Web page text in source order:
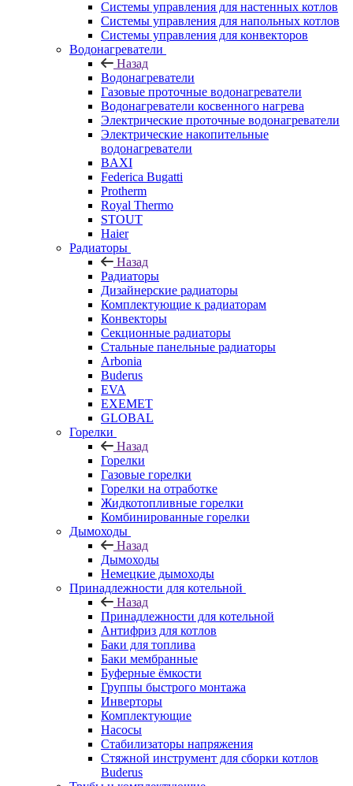
Системы управления для настенных котлов
Системы управления для напольных котлов
Системы управления для конвекторов
Водонагреватели
Назад
Водонагреватели
Газовые проточные водонагреватели
Водонагреватели косвенного нагрева
Электрические проточные водонагреватели
Электрические накопительные
водонагреватели
BAXI
Federica Bugatti
Protherm
Royal Thermo
STOUT
Haier
Радиаторы
Назад
Радиаторы
Дизайнерские радиаторы
Комплектующие к радиаторам
Конвекторы
Секционные радиаторы
Стальные панельные радиаторы
Arbonia
Buderus
EVA
EXEMET
GLOBAL
Горелки
Назад
Горелки
Газовые горелки
Горелки на отработке
Жидкотопливные горелки
Комбинированные горелки
Дымоходы
Назад
Дымоходы
Немецкие дымоходы
Принадлежности для котельной
Назад
Принадлежности для котельной
Антифриз для котлов
Баки для топлива
Баки мембранные
Буферные ёмкости
Группы быстрого монтажа
Инверторы
Комплектующие
Насосы
Стабилизаторы напряжения
Стяжной инструмент для сборки котлов
Buderus